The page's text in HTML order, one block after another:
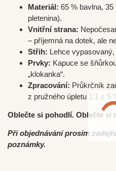
Materiál: 65 % bavlna,
pletenina).
Vnitřní strana:
– příjemná na dotek, ale
Střih: Lehce
Prvky: Kapuce se
„klokanka“.
Zpracování: Průkrčník
z pružného úpletu 1:1 s 5
Oblečte si pohodlí. Oblečte si
Při objednávání prosím
poznámky.